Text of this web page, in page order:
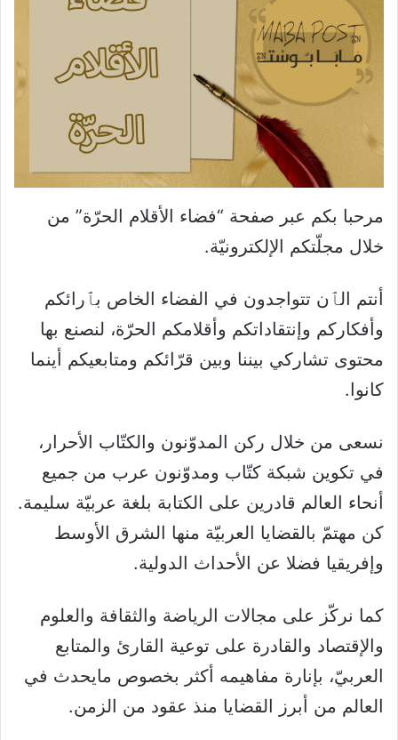
مرحبا بكم عبر صفحة “فضاء الأقلام الحرّة” من
خلال مجلّتكم الإلكترونيّة.
أنتم الٱن تتواجدون في الفضاء الخاص بٱرائكم
وأفكاركم وإنتقاداتكم وأقلامكم الحرّة، لنصنع بها
محتوى تشاركي بيننا وبين قرّائكم ومتابعيكم أينما
كانوا.
نسعى من خلال ركن المدوّنون والكتّاب الأحرار،
في تكوين شبكة كتّاب ومدوّنون عرب من جميع
أنحاء العالم قادرين على الكتابة بلغة عربيّة سليمة.
كن مهتمّ بالقضايا العربيّة منها الشرق الأوسط
وإفريقيا فضلا عن الأحداث الدولية.
كما نركّز على مجالات الرياضة والثقافة والعلوم
والإقتصاد والقادرة على توعية القارئ والمتابع
العربيّ، بإنارة مفاهيمه أكثر بخصوص مايحدث في
العالم من أبرز القضايا منذ عقود من الزمن.